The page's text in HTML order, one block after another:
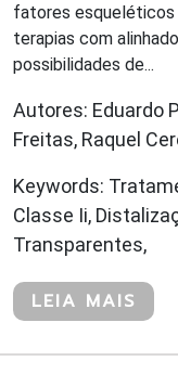
fatores esqueléticos
terapias com
possibilidades de...
Autores: Eduardo
Freitas, Raquel
Keywords:
Classe Ii,
Transparentes,
LEIA MAIS